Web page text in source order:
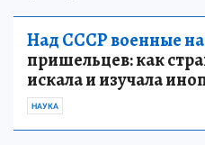
Над СССР военные
пришельцев: как
искала и изучала
НАУКА